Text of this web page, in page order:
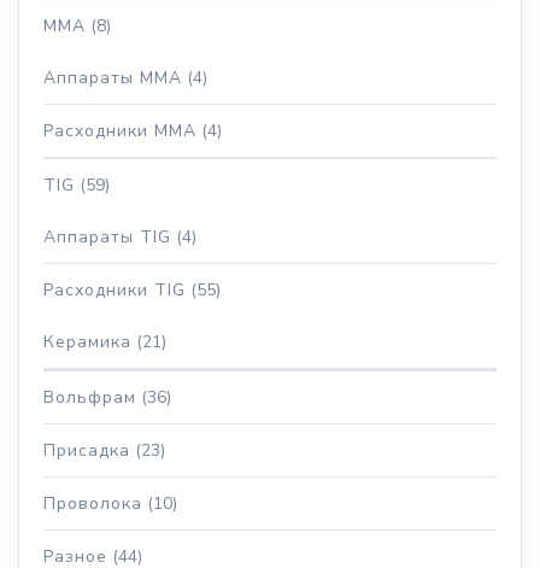
MMA (8)
Аппараты MMA (4)
Расходники MMA (4)
TIG (59)
Аппараты TIG (4)
Расходники TIG (55)
Керамика (21)
Вольфрам (36)
Присадка (23)
Проволока (10)
Разное (44)